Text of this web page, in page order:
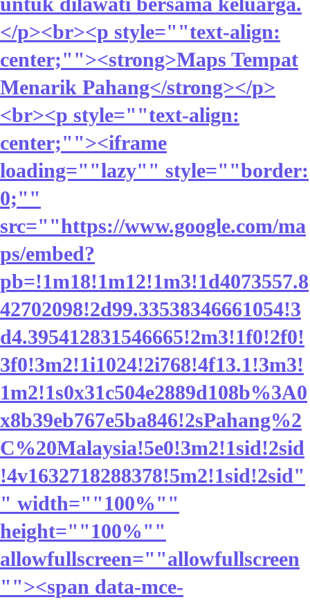
</p><br><p style=""text-align:
center;""><strong>Maps Tempat
Menarik Pahang</strong></p>
<br><p style=""text-align:
center;""><iframe
loading=""lazy"" style=""border:
0;""
src=""https://www.google.com/ma
ps/embed?
pb=!1m18!1m12!1m3!1d4073557.8
42702098!2d99.33538346661054!3
d4.395412831546665!2m3!1f0!2f0!
3f0!3m2!1i1024!2i768!4f13.1!3m3!
1m2!1s0x31c504e2889d108b%3A0
x8b39eb767e5ba846!2sPahang%2
C%20Malaysia!5e0!3m2!1sid!2sid
!4v1632718288378!5m2!1sid!2sid"
" width=""100%""
height=""100%""
allowfullscreen=""allowfullscreen
""><span data-mce-